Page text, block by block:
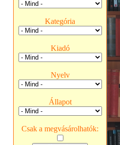
Kategória
Kiadó
Nyelv
Állapot
Csak a megvásárolhatók: